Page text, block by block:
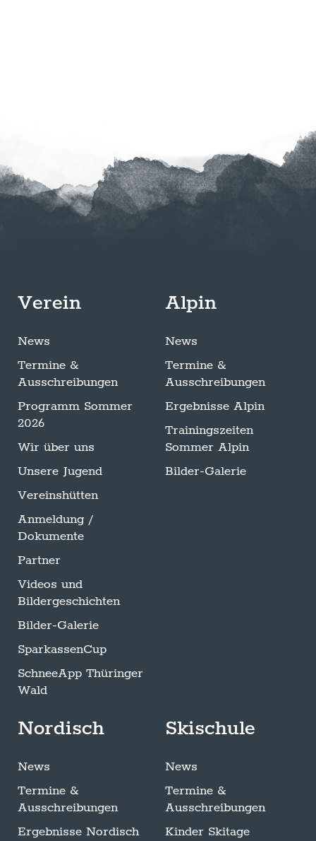
Verein
News
Termine &
Ausschreibungen
Programm Sommer
2026
Wir über uns
Unsere Jugend
Vereinshütten
Anmeldung /
Dokumente
Partner
Videos und
Bildergeschichten
Bilder-Galerie
SparkassenCup
SchneeApp Thüringer
Wald
Alpin
News
Termine &
Ausschreibungen
Ergebnisse Alpin
Trainingszeiten
Sommer Alpin
Bilder-Galerie
Nordisch
News
Termine &
Ausschreibungen
Ergebnisse Nordisch
Skischule
News
Termine &
Ausschreibungen
Kinder Skitage